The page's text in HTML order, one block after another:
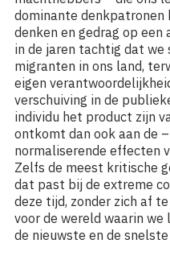
dominante denkpatronen
denken en gedrag op een
in de jaren tachtig dat
migranten in ons land,
eigen
verschuiving in de
individu het product zijn
ontkomt dan ook aan de
normaliserende effecten
Zelfs de meest kritische
dat past bij de extreme
deze tijd, zonder zich af
voor de wereld waarin we
de nieuwste en de